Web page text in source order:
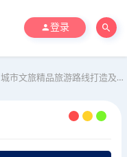
登录
城市文旅精品旅游路线打造及招商项目资源路演推介